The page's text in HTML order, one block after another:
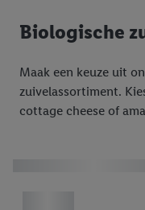
Biologische
Maak een keuze uit
zuivelassortiment.
cottage cheese of